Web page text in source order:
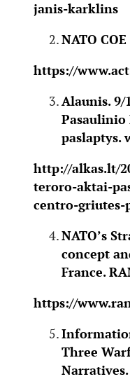
janis-karklins
NATO
https://
Alaunis.
Pasaulinio
paslaptys.
http://alkas.lt/
teroro-aktai-
centro-griutes-
NATO’s
concept
France.
https://
Three